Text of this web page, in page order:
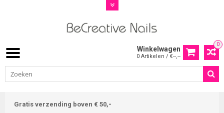
0
Winkelwagen
0 Artikelen / €--,--
Gratis verzending boven € 50,-